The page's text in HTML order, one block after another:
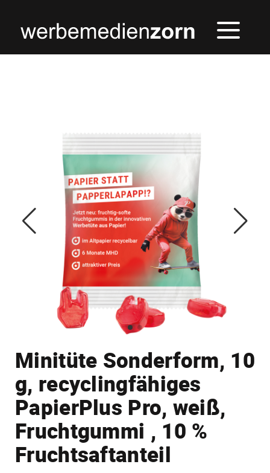
Minitüte Sonderform, 10
g, recyclingfähiges
PapierPlus Pro, weiß,
Fruchtgummi , 10 %
Fruchtsaftanteil